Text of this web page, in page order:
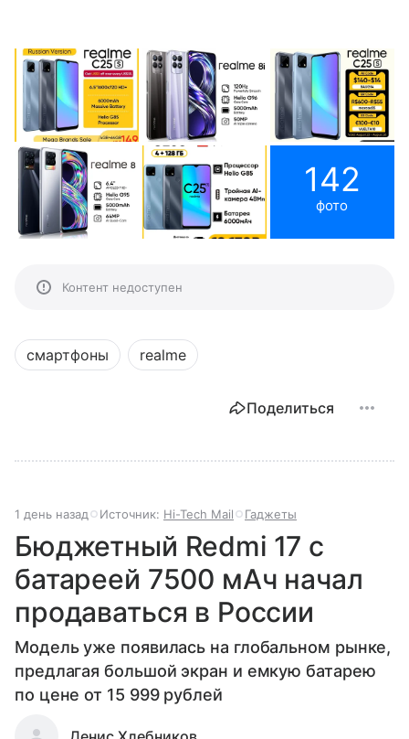
142
фото
Контент недоступен
смартфоны realme
Поделиться
1 день назад Источник: Hi-Tech Mail Гаджеты
Бюджетный Redmi 17 с
батареей 7500 мАч начал
продаваться в России
Модель уже появилась на глобальном рынке,
предлагая большой экран и емкую батарею
по цене от 15 999 рублей